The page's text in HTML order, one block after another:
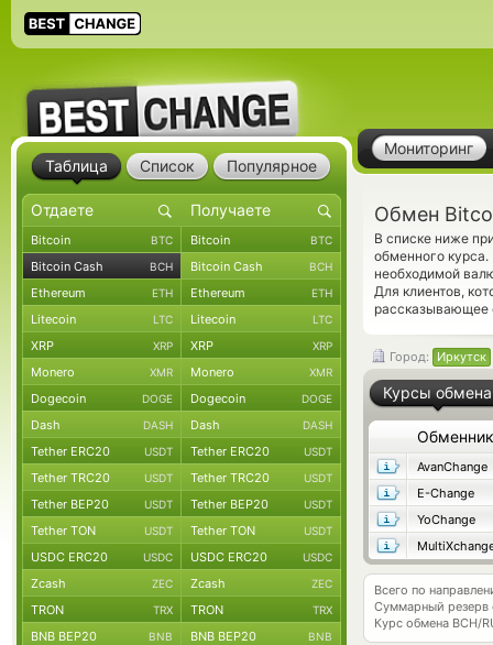
Мониторинг
Обмен
В списке ниже
обменного
необходимой
Для клиентов,
рассказывающее
Город: Иркутск
Курсы обмена
Обменник
AvanChange
E-Change
YoChange
Всего по
Суммарный резерв
Курс обмена BCH/
Таблица Список Популярное
Bitcoin BTC Bitcoin BTC
Bitcoin Cash BCH Bitcoin Cash BCH
Ethereum ETH Ethereum ETH
Litecoin LTC Litecoin LTC
XRP XRP XRP XRP
Monero XMR Monero XMR
Dogecoin DOGE Dogecoin DOGE
Dash DASH Dash DASH
Tether ERC20 USDT Tether ERC20 USDT
Tether TRC20 USDT Tether TRC20 USDT
Tether BEP20 USDT Tether BEP20 USDT
Tether TON USDT Tether TON USDT
USDC ERC20 USDC USDC ERC20 USDC
Zcash ZEC Zcash ZEC
TRON TRX TRON TRX
BNB BEP20 BNB BNB BEP20 BNB